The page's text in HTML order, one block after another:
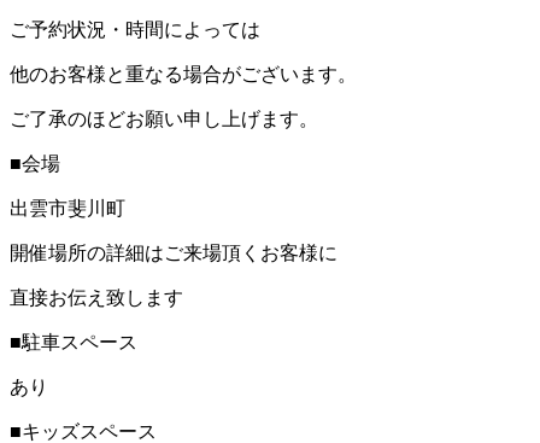
ご予約状況・時間によっては
他のお客様と重なる場合がございます。
ご了承のほどお願い申し上げます。
■会場
出雲市斐川町
開催場所の詳細はご来場頂くお客様に
直接お伝え致します
■駐車スペース
あり
■キッズスペース